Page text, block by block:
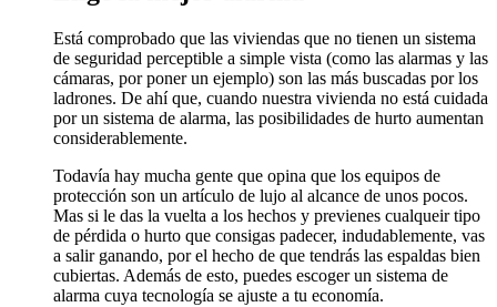
Está comprobado que las viviendas que no tienen un sistema
de seguridad perceptible a simple vista (como las alarmas y las
cámaras, por poner un ejemplo) son las más buscadas por los
ladrones. De ahí que, cuando nuestra vivienda no está cuidada
por un sistema de alarma, las posibilidades de hurto aumentan
considerablemente.
Todavía hay mucha gente que opina que los equipos de
protección son un artículo de lujo al alcance de unos pocos.
Mas si le das la vuelta a los hechos y previenes cualqueir tipo
de pérdida o hurto que consigas padecer, indudablemente, vas
a salir ganando, por el hecho de que tendrás las espaldas bien
cubiertas. Además de esto, puedes escoger un sistema de
alarma cuya tecnología se ajuste a tu economía.